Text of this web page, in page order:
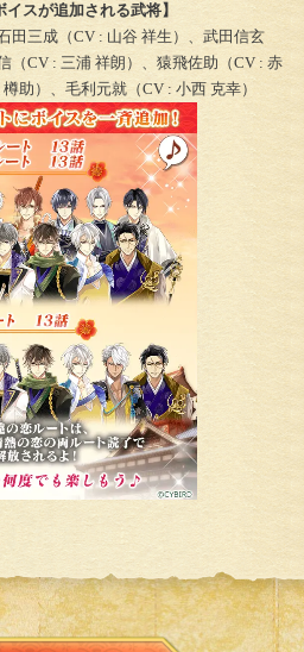
スが追加される武将】
田三成（CV : 山谷 祥生）、武田信玄
（CV : 三浦 祥朗）、猿飛佐助（CV : 赤
助）、毛利元就（CV : 小西 克幸）